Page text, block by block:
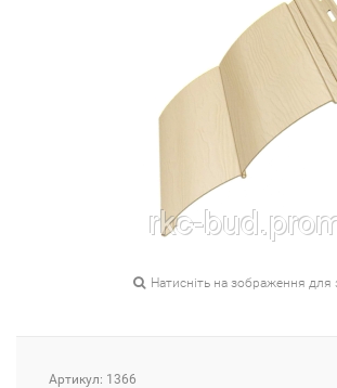
Натисніть на зображення для
Артикул: 1366